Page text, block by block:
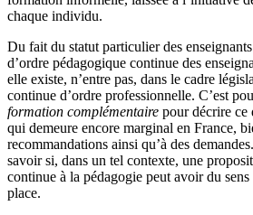
chaque individu.
Du fait du statut particulier des
d’ordre pédagogique continue des
elle existe, n’entre pas, dans le cadre
continue d’ordre professionnelle. C’est
formation complémentaire pour décrire ce
qui demeure encore marginal en France,
recommandations ainsi qu’à des
savoir si, dans un tel contexte, une
continue à la pédagogie peut avoir du sens
place.